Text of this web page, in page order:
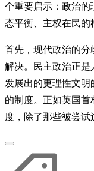
个重要启示：政治的
态平衡、主权在民的
首先，现代政治的分
解决。民主政治正是
发展出的更理性文明
的制度。正如英国首
度，除了那些被尝